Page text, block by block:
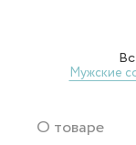
Мужские
О товаре